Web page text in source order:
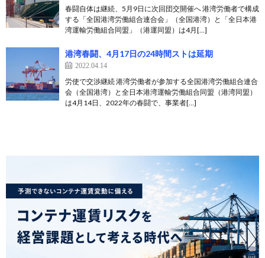
春闘自体は継続、5月9日に次回団交開催へ 港湾労働者で構成
する「全国港湾労働組合連合会」（全国港湾）と「全日本港
湾運輸労働組合同盟」（港運同盟）は4月[…]
港湾春闘、4月17日の24時間ストは延期
2022.04.14
労使で交渉継続 港湾労働者が参加する全国港湾労働組合連合
会（全国港湾）と全日本港湾運輸労働組合同盟（港湾同盟）
は4月14日、2022年の春闘で、事業者[…]